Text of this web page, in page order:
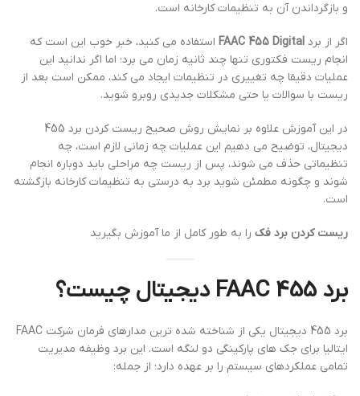
و بازگرداندن آن به تنظیمات کارخانه است.
اگر از برد FAAC 455 Digital استفاده می کنید، خبر خوب این است که
انجام ریست فکتوری تنها چند ثانیه زمان می برد؛ اما اگر ندانید این
عملیات دقیقا چه تغییری در تنظیمات ایجاد می کند، ممکن است بعد از
ریست با سوالات یا حتی مشکلات جدیدی روبرو شوید.
در این آموزش علاوه بر نمایش روش صحیح ریست کردن برد 455
دیجیتال، توضیح می دهیم این عملیات چه زمانی لازم است، چه
تنظیماتی حذف می شوند، پس از ریست چه مراحلی باید دوباره انجام
شوند و چگونه مطمئن شوید برد به درستی به تنظیمات کارخانه بازگشته
است.
ریست کردن برد فک را به طور کامل از ما آموزش بگیرید
برد FAAC 455 دیجیتال چیست؟
برد 455 دیجیتال یکی از شناخته شده ترین مدارهای فرمان شرکت FAAC
ایتالیا برای جک های پارکینگی دو لنگه است. این برد وظیفه مدیریت
تمامی عملکردهای سیستم را بر عهده دارد؛ از جمله: